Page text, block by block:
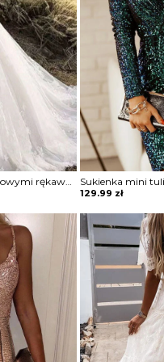
Suknia ślubna z koronkowymi rękawami
129.99 zł